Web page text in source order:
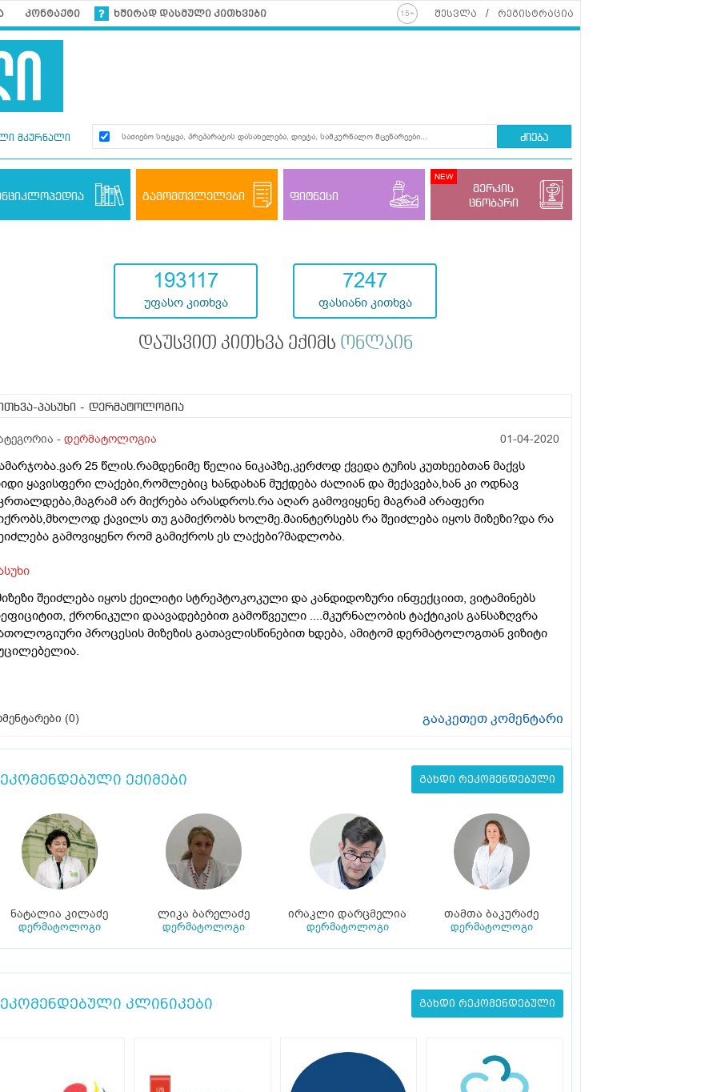
კონტაქტი ხშირად დასმული კითხვები შესვლა რეგისტრაცია
მკურნალი ძიება
გამომთვლელები ფიტნესი
მერკის
ცნობარი
193117
უფასო კითხვა
7247
ფასიანი კითხვა
დაუსვით კითხვა ექიმს ონლაინ
პასუხი - დერმატოლოგია
- დერმატოლოგია 01-04-2020
25 წლის.რამდენიმე წელია ნიკაპზე,კერძოდ ქვედა ტუჩის კუთხეებთან მაქვს
ყავისფერი ლაქები,რომლებიც ხანდახან მუქდება ძალიან და მექავება,ხან კი ოდნავ
არ მიქრება არასდროს.რა აღარ გამოვიყენე მაგრამ არაფერი
ქავილს თუ გამიქრობს ხოლმე.მაინტერსებს რა შეიძლება იყოს მიზეზი?და რა
გამოვიყენო რომ გამიქროს ეს ლაქები?მადლობა.
შეიძლება იყოს ქეილიტი სტრეპტოკოკული და კანდიდოზური ინფექციით, ვიტამინებს
ქრონიკული დაავადებებით გამოწვეული ....მკურნალობის ტაქტიკის განსაზღვრა
პროცესის მიზეზის გათავლისწინებით ხდება, ამიტომ დერმატოლოგთან ვიზიტი
(0) გააკეთეთ კომენტარი
ექიმები გახდი რეკომენდებული
ნატალია კილაძე
დერმატოლოგი
ლიკა ბარელაძე
დერმატოლოგი
ირაკლი დარცმელია
დერმატოლოგი
თამთა ბაკურაძე
დერმატოლოგი
კლინიკები გახდი რეკომენდებული